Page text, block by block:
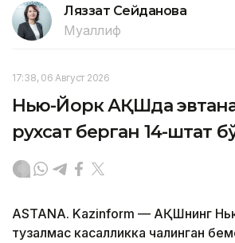
Ляззат Сейданова
Муаллиф
17:38, 06 Август 2026
Нью-Йорк АҚШда
рухсат берган 14-штат
ASTANA. Kazinform — АҚШнинг
тузалмас касалликка чалинган